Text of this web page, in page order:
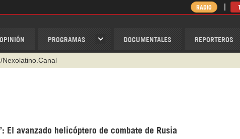
OPINIÓN PROGRAMAS DOCUMENTALES REPORTEROS
RADIO
Nexolatino.Canal
79 29 404
El avanzado helicóptero de combate de Rusia